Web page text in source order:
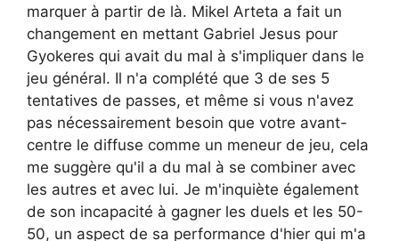
marquer à partir de là. Mikel Arteta a fait un
changement en mettant Gabriel Jesus pour
Gyokeres qui avait du mal à s'impliquer dans le
jeu général. Il n'a complété que 3 de ses 5
tentatives de passes, et même si vous n'avez
pas nécessairement besoin que votre avant-
centre le diffuse comme un meneur de jeu, cela
me suggère qu'il a du mal à se combiner avec
les autres et avec lui. Je m'inquiète également
de son incapacité à gagner les duels et les 50-
50, un aspect de sa performance d'hier qui m'a